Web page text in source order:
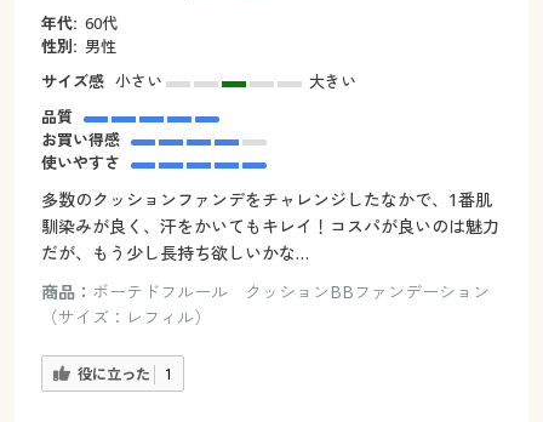
年代: 60代
性別: 男性
サイズ感 小さい
大きい
品質
お買い得感
使いやすさ
多数のクッションファンデをチャレンジしたなかで、1番肌
馴染みが良く、汗をかいてもキレイ！コスパが良いのは魅力
だが、もう少し長持ち欲しいかな…
商品： ボーテドフルール クッションBBファンデーション
（サイズ：レフィル）
役に立った 1